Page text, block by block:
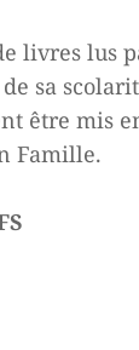
livres lus
sa
être mis
Famille.